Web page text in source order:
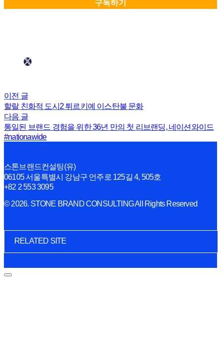
이전 글
할랄 친화적 도시2 튀르키예 이스탄불 문화
다음 글
통일된 브랜드 경험을 위한 36년 만의 첫 리브랜딩, 네이션와이드
#nationawide
스톤브랜드컨설팅(유)
06105 서울특별시 강남구 언주로 125길 4, 505호
+82 2 553 3095
© 2026. STONE BRAND CONSULTING All Rights Reserved
RELATED SITE